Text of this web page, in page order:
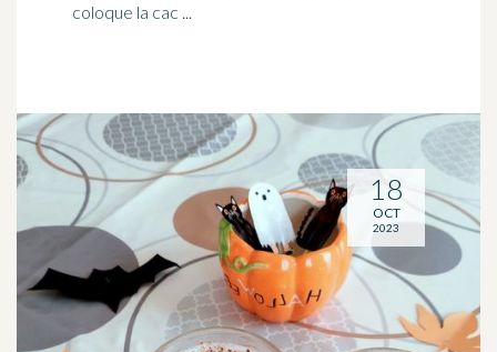
coloque la cac ...
18
OCT
2023